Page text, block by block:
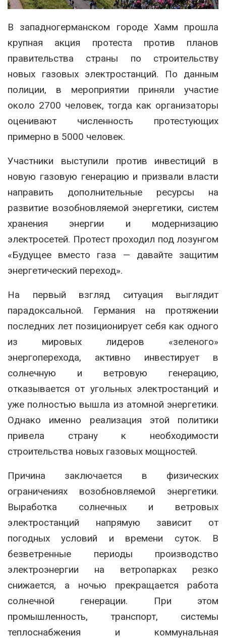
В западногерманском городе Хамм прошла
крупная акция протеста против планов
правительства страны по строительству
новых газовых электростанций. По данным
полиции, в мероприятии приняли участие
около 2700 человек, тогда как организаторы
оценивают численность протестующих
примерно в 5000 человек.
Участники выступили против инвестиций в
новую газовую генерацию и призвали власти
направить дополнительные ресурсы на
развитие возобновляемой энергетики, систем
хранения энергии и модернизацию
электросетей. Протест проходил под лозунгом
«Будущее вместо газа — давайте защитим
энергетический переход».
На первый взгляд ситуация выглядит
парадоксальной. Германия на протяжении
последних лет позиционирует себя как одного
из мировых лидеров «зеленого»
энергоперехода, активно инвестирует в
солнечную и ветровую генерацию,
отказывается от угольных электростанций и
уже полностью вышла из атомной энергетики.
Однако именно реализация этой политики
привела страну к необходимости
строительства новых газовых мощностей.
Причина заключается в физических
ограничениях возобновляемой энергетики.
Выработка солнечных и ветровых
электростанций напрямую зависит от
погодных условий и времени суток. В
безветренные периоды производство
электроэнергии на ветропарках резко
снижается, а ночью прекращается работа
солнечной генерации. При этом
промышленность, транспорт, системы
теплоснабжения и коммунальная